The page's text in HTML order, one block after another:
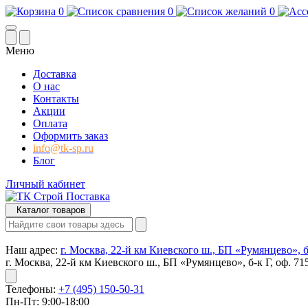
0 0 0
Меню
Доставка
О нас
Контакты
Акции
Оплата
Оформить заказ
info@tk-sp.ru
Блог
Личный кабинет
Каталог товаров
Наш адрес: г. Москва, 22-й км Киевского ш., БП «Румянцево»,
г. Москва, 22-й км Киевского ш., БП «Румянцево», б-к Г, оф.
Телефоны: +7 (495) 150-50-31
Пн-Пт: 9:00-18:00